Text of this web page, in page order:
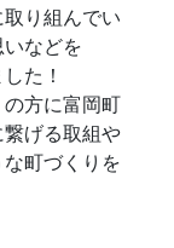
り組んでい
などを
た！
方に富岡町
げる取組や
町づくりを